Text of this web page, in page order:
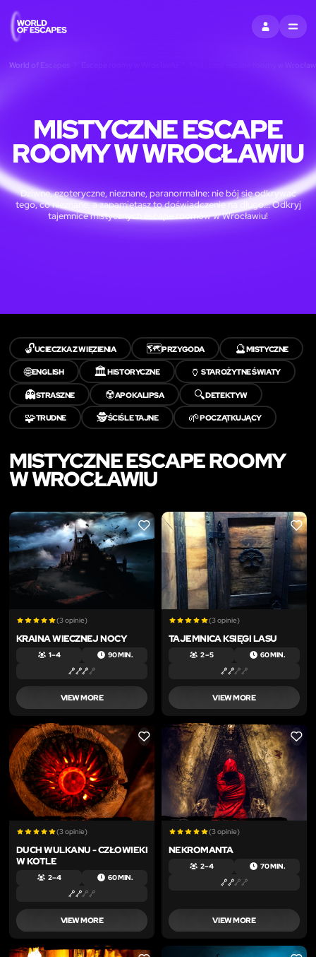
ZALOGUJ SIĘ
MENU
World of Escapes Mistyczne escape roomy w
MISTYCZNE ESCAPE
ROOMY W WROCŁAWIU
Dziwne, ezoteryczne, nieznane, paranormalne: nie bój się odkrywać
tego, co nieznane, a zapamiętasz to doświadczenie na długo... Odkryj
tajemnice mistycznych escape roomów w Wrocławiu!
🔓UCIECZKA Z WIĘZIENIA 🗺️PRZYGODA 🔮MISTYCZNE
🌐ENGLISH 🏛️HISTORYCZNE 🏺STAROŻYTNE ŚWIATY
👻STRASZNE ☢️APOKALIPSA 🔍DETEKTYW
🧩TRUDNE 🕵️ŚCIŚLE TAJNE 🌱POCZĄTKUJĄCY
MISTYCZNE ESCAPE ROOMY
W WROCŁAWIU
LIKE
(3 opinie)
KRAINA WIECZNEJ NOCY
1 – 4 90 MIN.
VIEW MORE
LIKE
(3 opinie)
TAJEMNICA KSIĘGI LASU
2 – 5 60 MIN.
VIEW MORE
LIKE
(3 opinie)
DUCH WULKANU - CZŁOWIEKI
W KOTLE
2 – 4 60 MIN.
VIEW MORE
LIKE
(3 opinie)
NEKROMANTA
2 – 4 70 MIN.
VIEW MORE